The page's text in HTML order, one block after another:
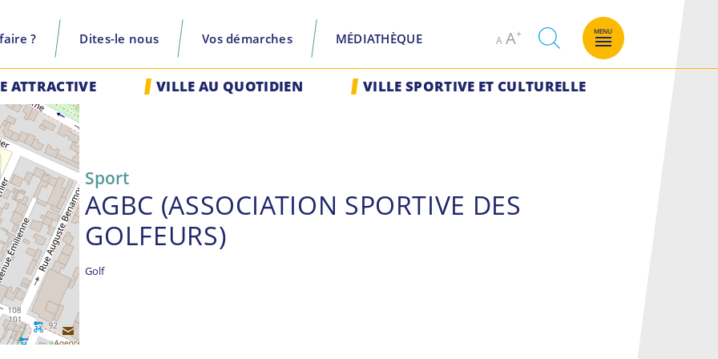
? Dites-le nous Vos démarches MÉDIATHÈQUE A
Decrease
font
AIncrease
size.
recherche
MENU
ATTRACTIVE VILLE AU QUOTIDIEN VILLE SPORTIVE ET CULTURELLE
Sport
AGBC (ASSOCIATION SPORTIVE DES
GOLFEURS)
Golf